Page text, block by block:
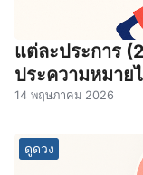
แต่ละประการ
ประความหมาย
14 พฤษภาคม 2026
ดูดวง